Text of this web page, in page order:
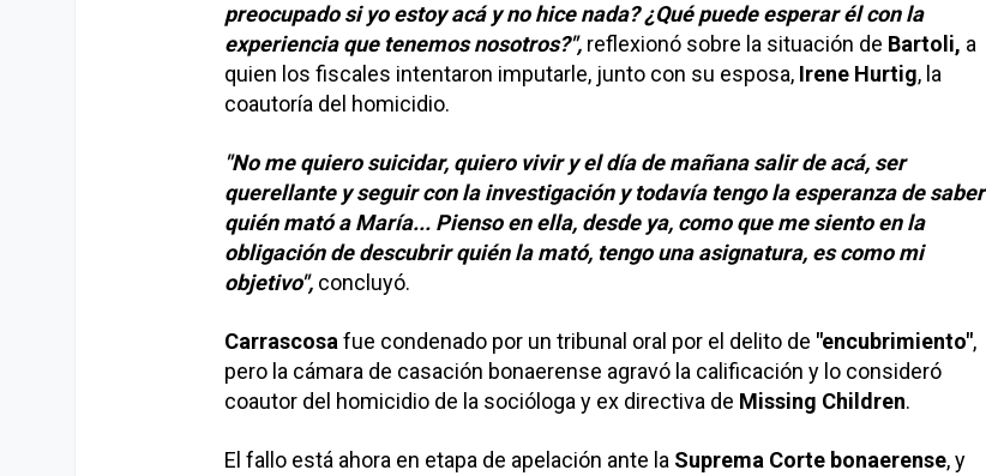
preocupado si yo estoy acá y no hice nada? ¿Qué puede esperar él con la
experiencia que tenemos nosotros?", reflexionó sobre la situación de Bartoli, a
quien los fiscales intentaron imputarle, junto con su esposa, Irene Hurtig, la
coautoría del homicidio.
"No me quiero suicidar, quiero vivir y el día de mañana salir de acá, ser
querellante y seguir con la investigación y todavía tengo la esperanza de saber
quién mató a María... Pienso en ella, desde ya, como que me siento en la
obligación de descubrir quién la mató, tengo una asignatura, es como mi
objetivo", concluyó.
Carrascosa fue condenado por un tribunal oral por el delito de "encubrimiento",
pero la cámara de casación bonaerense agravó la calificación y lo consideró
coautor del homicidio de la socióloga y ex directiva de Missing Children.
El fallo está ahora en etapa de apelación ante la Suprema Corte bonaerense, y